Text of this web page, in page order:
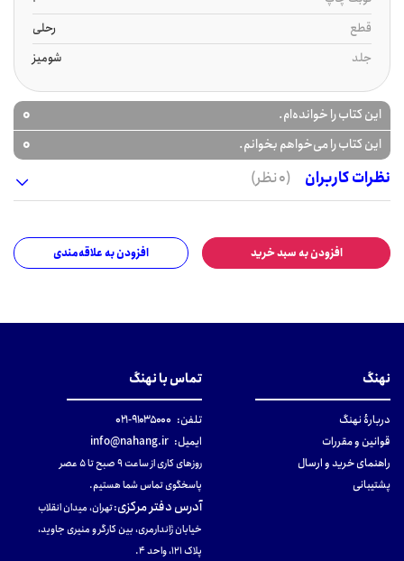
قطع
رحلی
جلد
شومیز
این کتاب را خوانده‌ام. 0
این کتاب را می‌خواهم بخوانم.
0
نظرات کاربران
(0 نظر)
افزودن به سبد خرید افزودن به علاقه‌مندی
نهنگ
دربارهٔ نهنگ
قوانین و مقررات
راهنمای خرید و ارسال
پشتیبانی
تماس با نهنگ
تلفن: ۹۱۰۳۵۰۰۰-۰۲۱
ایمیل: info@nahang.ir
روزهای کاری از ساعت ۹ صبح تا ۵ عصر
پاسخگوی تماس شما هستیم.
آدرس دفتر مرکزی:تهران، میدان انقلاب
خیابان ژاندارمری، بین کارگر و منیری جاوید،
پلاک 121، واحد ۴.